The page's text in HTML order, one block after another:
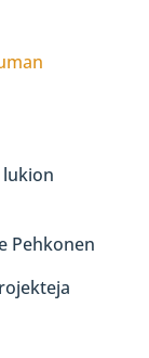
lukion
Pehkonen